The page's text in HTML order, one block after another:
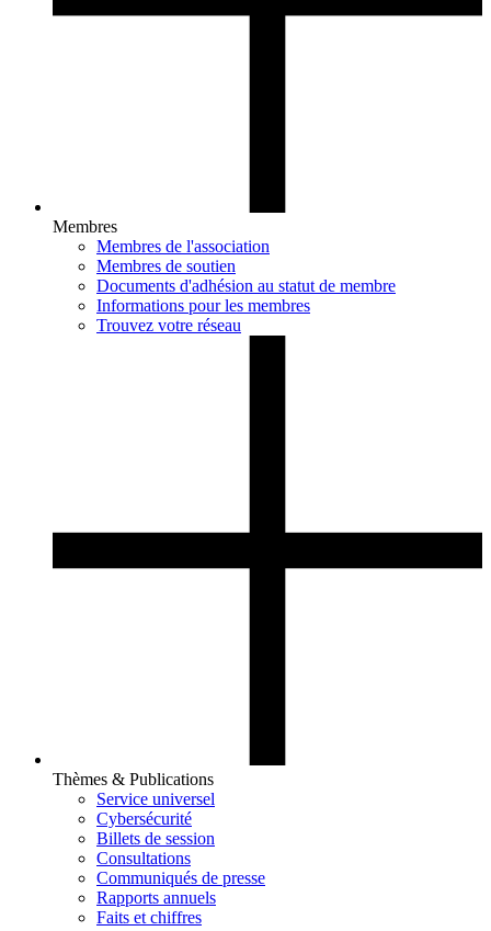
Membres
Membres de l'association
Membres de soutien
Documents d'adhésion au statut de membre
Informations pour les membres
Trouvez votre réseau
Thèmes & Publications
Service universel
Cybersécurité
Billets de session
Consultations
Communiqués de presse
Rapports annuels
Faits et chiffres